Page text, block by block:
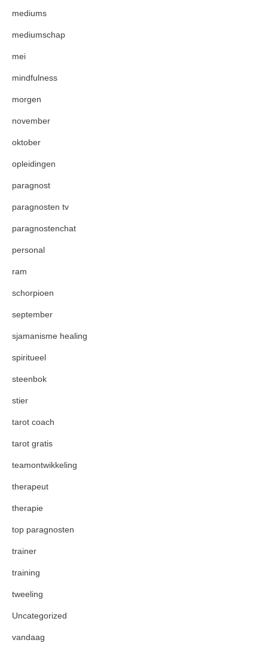
mediums
mediumschap
mei
mindfulness
morgen
november
oktober
opleidingen
paragnost
paragnosten tv
paragnostenchat
personal
ram
schorpioen
september
sjamanisme healing
spiritueel
steenbok
stier
tarot coach
tarot gratis
teamontwikkeling
therapeut
therapie
top paragnosten
trainer
training
tweeling
Uncategorized
vandaag